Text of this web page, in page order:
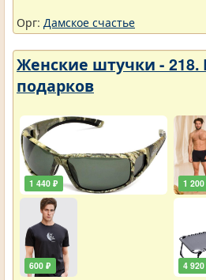
Орг: Дамское счастье
Женские штучки - 218.
подарков
1 440 ₽
600 ₽
1
4